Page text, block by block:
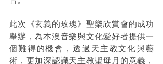
此次《玄義的玫瑰》聖樂欣賞會的成功
舉辦，為本澳音樂與文化愛好者提供一
個難得的機會，透過天主教文化與藝
術，更加深認識天主教聖母月的意義，